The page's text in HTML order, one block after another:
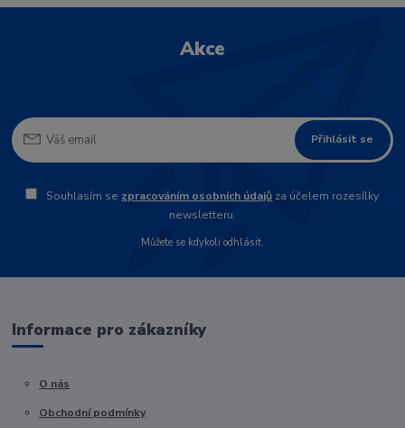
Akce
Přihlásit se
Souhlasím se zpracováním osobních údajů za účelem rozesílky
newsletteru.
Můžete se kdykoli odhlásit.
Informace pro zákazníky
O nás
Obchodní podmínky